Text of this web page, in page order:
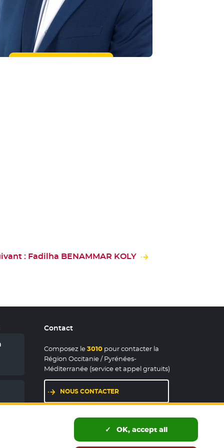
: Fadilha BENAMMAR KOLY
Contact
Composez le3010pour contacter la
Région Occitanie / Pyrénées-
Méditerranée (service et appel gratuits)
NOUS CONTACTER
LES MAISONS DE RÉGION
OK, accept all